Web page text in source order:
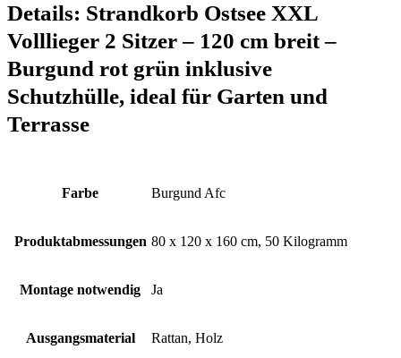
Details: Strandkorb Ostsee XXL
Volllieger 2 Sitzer – 120 cm breit –
Burgund rot grün inklusive
Schutzhülle, ideal für Garten und
Terrasse
Farbe ‎Burgund Afc
Produktabmessungen ‎80 x 120 x 160 cm, 50 Kilogramm
Montage notwendig ‎Ja
Ausgangsmaterial ‎Rattan, Holz